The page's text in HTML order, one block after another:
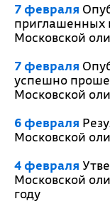
7 февраля
приглашенных
Московской
7 февраля
успешно
Московской
6 февраля
Московской
4 февраля
Московской
году